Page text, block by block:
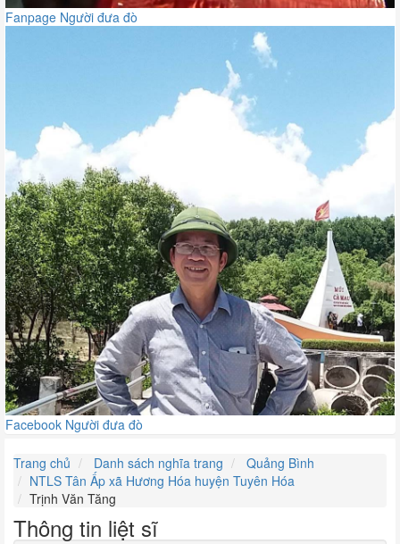
Fanpage Người đưa đò
Facebook Người đưa đò
Trang chủ Danh sách nghĩa trang
Quảng Bình
NTLS Tân Ấp xã Hương Hóa huyện Tuyên Hóa
Trịnh Văn Tăng
Thông tin liệt sĩ